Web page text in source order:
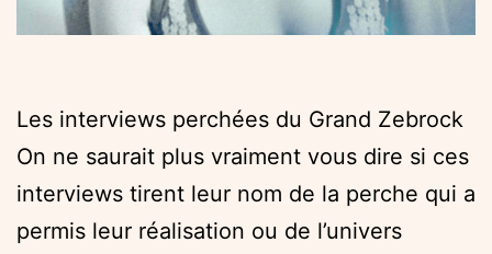
Les interviews perchées du Grand Zebrock
On ne saurait plus vraiment vous dire si ces
interviews tirent leur nom de la perche qui a
permis leur réalisation ou de l’univers